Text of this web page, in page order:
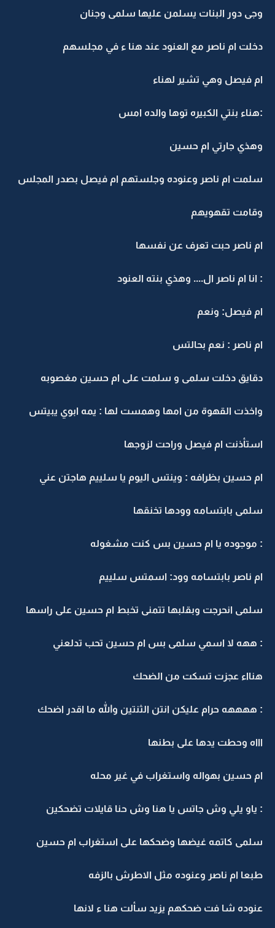
وجى دور البنات يسلمن عليها سلمى وجنان
دخلت ام ناصر مع العنود عند هنا ء في مجلسهم
ام فيصل وهي تشير لهناء
:هناء بنتي الكبيره توها والده امس
وهذي جارتي ام حسين
سلمت ام ناصر وعنوده وجلستهم ام فيصل بصدر المجلس
وقامت تقهويهم
ام ناصر حبت تعرف عن نفسها
: انا ام ناصر ال.... وهذي بنته العنود
ام فيصل: ونعم
ام ناصر : نعم بحالتس
دقايق دخلت سلمى و سلمت على ام حسين مغصوبه
واخذت القهوة من امها وهمست لها : يمه ابوي يبيتس
استأذنت ام فيصل وراحت لزوجها
ام حسين بظرافه : وينتس اليوم يا سلييم هاجتن عني
سلمى بابتسامه وودها تخنقها
: موجوده يا ام حسين بس كنت مشغوله
ام ناصر بابتسامه وود: اسمتس سلييم
سلمى انحرجت وبقلبها تتمنى تخبط ام حسين على راسها
: ههه لا اسمي سلمى بس ام حسين تحب تدلعني
هنااء عجزت تسكت من الضحك
: ههههه حرام عليكن انتن الثنتين والله ما اقدر اضحك
اااه وحطت يدها على بطنها
ام حسين بهواله واستغراب في غير محله
: ياو يلي وش جاتس يا هنا وش حنا قايلات تضحكين
سلمى كاتمه غيضها وضحكها على استغراب ام حسين
طبعا ام ناصر وعنوده مثل الاطرش بالزفه
عنوده شا فت ضحكهم يزيد سألت هنا ء لانها